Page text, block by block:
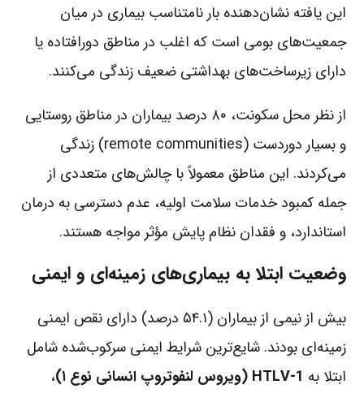
این یافته نشان‌دهنده بار نامتناسب بیماری در میان
جمعیت‌های بومی است که اغلب در مناطق دورافتاده یا
دارای زیرساخت‌های بهداشتی ضعیف زندگی می‌کنند.
از نظر محل سکونت، ۸۰ درصد بیماران در مناطق روستایی
و بسیار دوردست (remote communities) زندگی
می‌کردند. این مناطق معمولاً با چالش‌های متعددی از
جمله کمبود خدمات سلامت اولیه، عدم دسترسی به درمان
استاندارد، و فقدان نظام پایش مؤثر مواجه هستند.
وضعیت ابتلا به بیماری‌های زمینه‌ای و ایمنی
بیش از نیمی از بیماران (۵۴.۱ درصد) دارای نقص ایمنی
زمینه‌ای بودند. شایع‌ترین شرایط ایمنی سرکوب‌شده شامل
ابتلا به HTLV-1 (ویروس لنفوتروپ انسانی نوع ۱)
،